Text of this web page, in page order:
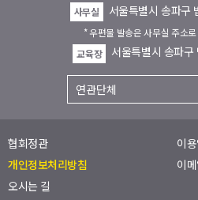
사무실 서울특별시 송파구
* 우편물 발송은 사무실 주소
교육장
서울특별시 송파
협회정관
이
개인정보처리방침
이
오시는 길